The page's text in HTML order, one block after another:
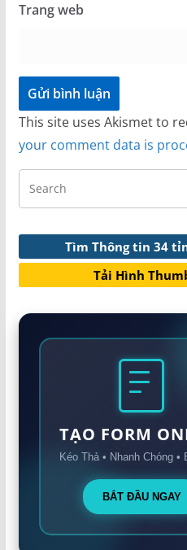
Trang web
This site uses Akismet to
your comment data is
Tìm Thông tin 34
Tải Hình
TẠO FORM
Kéo Thả • Nhanh Chóng •
BẮT ĐẦU NGAY